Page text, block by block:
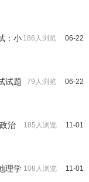
06-22
186人浏览
：小
06-22
79人浏览
试题
11-01
185人浏览
治
11-01
108人浏览
理学